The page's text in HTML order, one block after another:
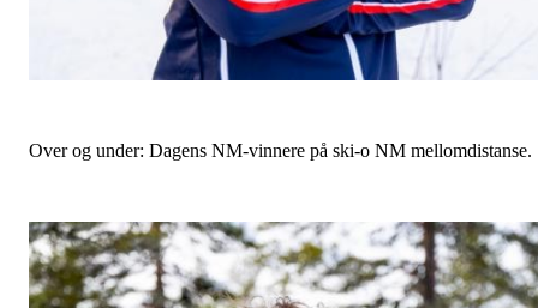
Over og under: Dagens NM-vinnere på ski-o NM mellomdistanse.